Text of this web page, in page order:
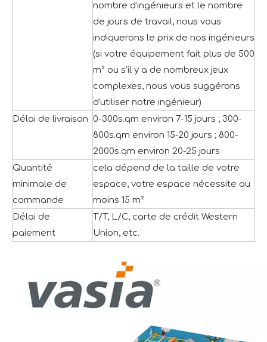
nombre d'ingénieurs et le nombre
de jours de travail, nous vous
indiquerons le prix de nos ingénieurs
(si votre équipement fait plus de 500
m² ou s'il y a de nombreux jeux
complexes, nous vous suggérons
d'utiliser notre ingénieur)
Délai de livraison 0-300s.qm environ 7-15 jours ; 300-
800s.qm environ 15-20 jours ; 800-
2000s.qm environ 20-25 jours
Quantité
minimale de
commande
cela dépend de la taille de votre
espace, votre espace nécessite au
moins 15 m²
Délai de
paiement
T/T, L/C, carte de crédit Western
Union, etc.